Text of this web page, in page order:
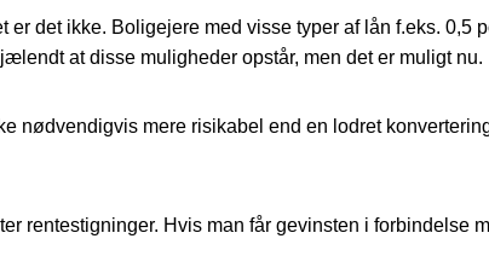
er det ikke. Boligejere med visse typer af lån f.eks.
at disse muligheder opstår, men det er muligt nu.
nødvendigvis mere risikabel end en lodret
rentestigninger. Hvis man får gevinsten i